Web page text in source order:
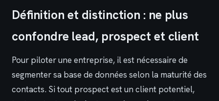
Définition et distinction : ne plus
confondre lead, prospect et client
Pour piloter une entreprise, il est nécessaire de
segmenter sa base de données selon la maturité des
contacts. Si tout prospect est un client potentiel,